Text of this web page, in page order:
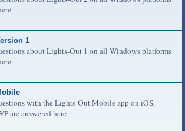
1
about Lights-Out 1 on all Windows platforms
with the Lights-Out Mobile app on iOS,
are answered here